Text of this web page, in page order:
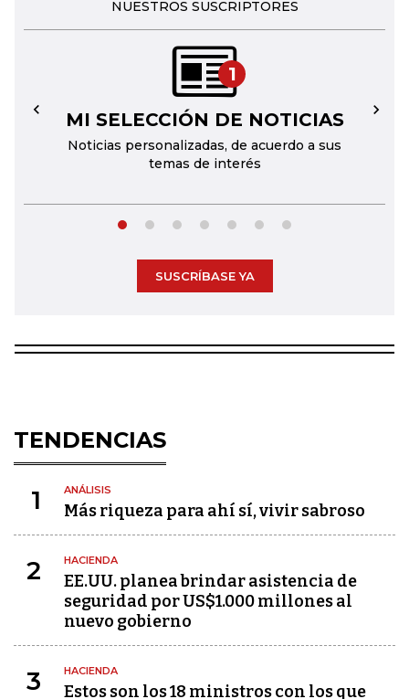
NUESTROS SUSCRIPTORES
1
MI SELECCIÓN DE NOTICIAS
Noticias personalizadas, de acuerdo a sus
temas de interés
← →
SUSCRÍBASE YA
TENDENCIAS
1 ANÁLISIS
Más riqueza para ahí sí, vivir sabroso
2 HACIENDA
EE.UU. planea brindar asistencia de
seguridad por US$1.000 millones al
nuevo gobierno
3 HACIENDA
Estos son los 18 ministros con los que